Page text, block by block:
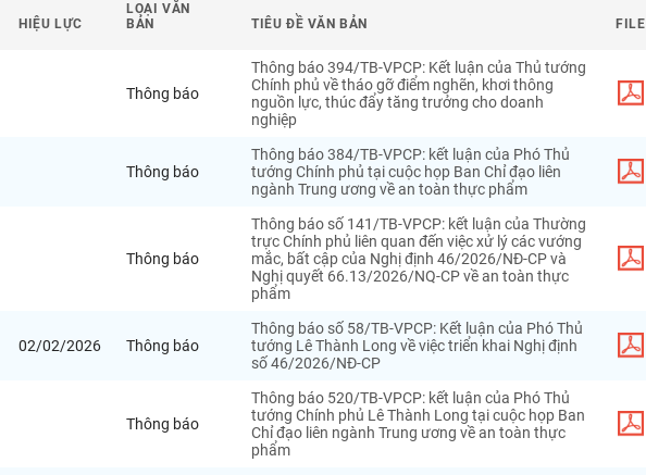
HIỆU LỰC
LOẠI VĂN
BẢN
TIÊU ĐỀ VĂN BẢN FILE
Thông báo
Thông báo 394/TB-VPCP: Kết luận của Thủ tướng
Chính phủ về tháo gỡ điểm nghẽn, khơi thông
nguồn lực, thúc đẩy tăng trưởng cho doanh
nghiệp
Thông báo
Thông báo 384/TB-VPCP: kết luận của Phó Thủ
tướng Chính phủ tại cuộc họp Ban Chỉ đạo liên
ngành Trung ương về an toàn thực phẩm
Thông báo
Thông báo số 141/TB-VPCP: kết luận của Thường
trực Chính phủ liên quan đến việc xử lý các vướng
mắc, bất cập của Nghị định 46/2026/NĐ-CP và
Nghị quyết 66.13/2026/NQ-CP về an toàn thực
phẩm
02/02/2026 Thông báo
Thông báo số 58/TB-VPCP: Kết luận của Phó Thủ
tướng Lê Thành Long về việc triển khai Nghị định
số 46/2026/NĐ-CP
Thông báo
Thông báo 520/TB-VPCP: kết luận của Phó Thủ
tướng Chính phủ Lê Thành Long tại cuộc họp Ban
Chỉ đạo liên ngành Trung ương về an toàn thực
phẩm